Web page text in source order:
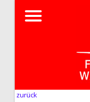
zurück